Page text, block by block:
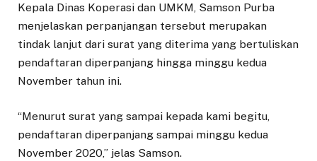
Kepala Dinas Koperasi dan UMKM, Samson Purba
menjelaskan perpanjangan tersebut merupakan
tindak lanjut dari surat yang diterima yang bertuliskan
pendaftaran diperpanjang hingga minggu kedua
November tahun ini.
“Menurut surat yang sampai kepada kami begitu,
pendaftaran diperpanjang sampai minggu kedua
November 2020,” jelas Samson.